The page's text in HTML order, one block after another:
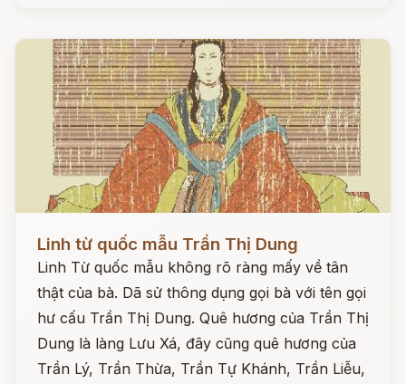
Linh từ quốc mẫu Trần Thị Dung
Linh Từ quốc mẫu không rõ ràng mấy về tân
thật của bà. Dã sử thông dụng gọi bà với tên gọi
hư cấu Trần Thị Dung. Quê hương của Trần Thị
Dung là làng Lưu Xá, đây cũng quê hương của
Trần Lý, Trần Thừa, Trần Tự Khánh, Trần Liễu,